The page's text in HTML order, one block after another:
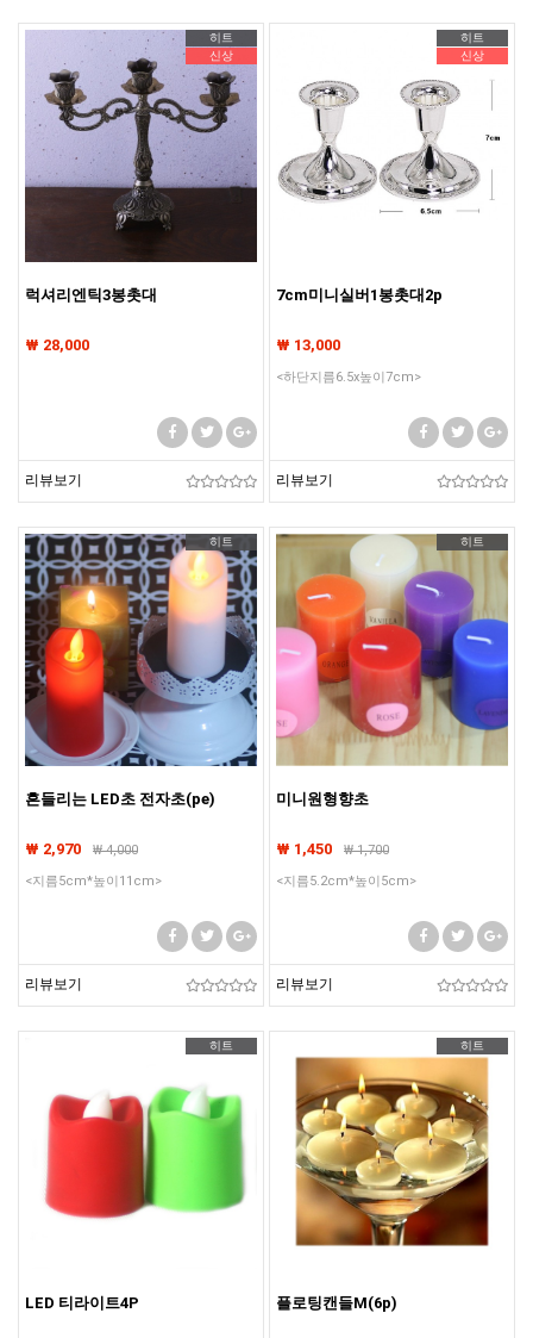
히트
신상
럭셔리엔틱3봉촛대
₩ 28,000
리뷰보기
히트
신상
7cm미니실버1봉촛대2p
₩ 13,000
<하단지름6.5x높이7cm>
리뷰보기
히트
흔들리는 LED초 전자초(pe)
₩ 2,970 ₩4,000
<지름5cm*높이11cm>
리뷰보기
히트
미니원형향초
₩ 1,450 ₩1,700
<지름5.2cm*높이5cm>
리뷰보기
히트
LED 티라이트4P
히트
플로팅캔들M(6p)